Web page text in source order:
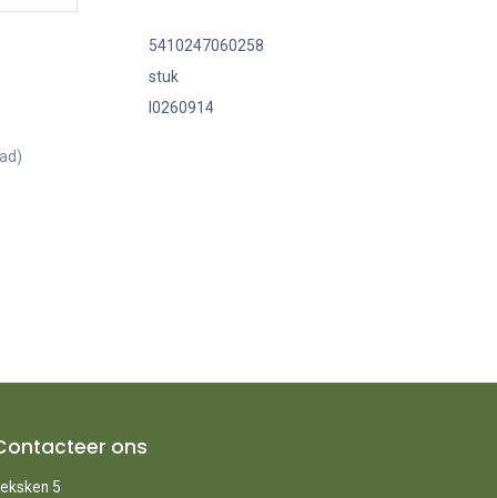
5410247060258
stuk
I0260914
ons
5